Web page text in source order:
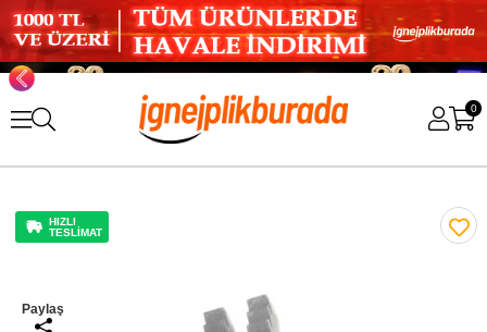
0
HIZLI
TESLİMAT
Paylaş